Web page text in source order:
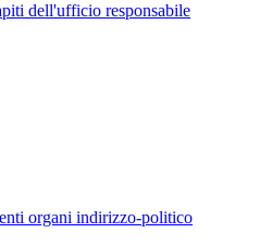
dell'ufficio responsabile
organi indirizzo-politico